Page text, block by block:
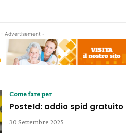
- Advertisement -
Come fare per
PosteId: addio spid gratuito
30 Settembre 2025